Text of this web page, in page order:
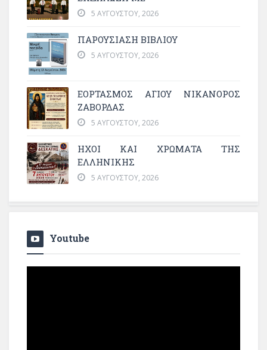
5 ΑΥΓΟΎΣΤΟΥ, 2026
ΠΑΡΟΥΣΙΑΣΗ ΒΙΒΛΙΟΥ
5 ΑΥΓΟΎΣΤΟΥ, 2026
ΕΟΡΤΑΣΜΟΣ ΑΓΙΟΥ ΝΙΚΑΝΟΡΟΣ
ΖΑΒΟΡΔΑΣ
5 ΑΥΓΟΎΣΤΟΥ, 2026
ΗΧΟΙ ΚΑΙ ΧΡΩΜΑΤΑ ΤΗΣ
ΕΛΛΗΝΙΚΗΣ
5 ΑΥΓΟΎΣΤΟΥ, 2026
Youtube